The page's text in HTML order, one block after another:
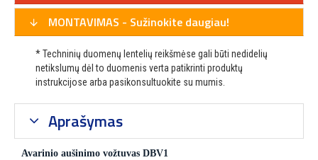
MONTAVIMAS - Sužinokite daugiau!
* Techninių duomenų lentelių reikšmėse gali būti nedidelių
netikslumų dėl to duomenis verta patikrinti produktų
instrukcijose arba pasikonsultuokite su mumis.
Aprašymas
Avarinio aušinimo vožtuvas DBV1